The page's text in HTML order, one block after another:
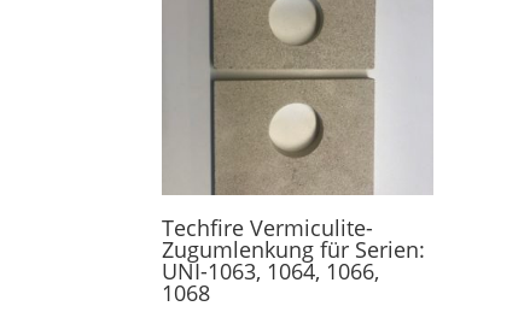
Techfire Vermiculite-
Zugumlenkung für Serien:
UNI-1063, 1064, 1066,
1068